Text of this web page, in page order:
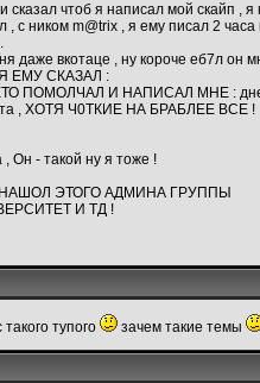
чтоб я написал мой скайп , я
ником m@trix , я ему писал 2 часа
даже вкотаце , ну короче еб7л он
ЕМУ СКАЗАЛ :
ПОМОЛЧАЛ И НАПИСАЛ МНЕ :
, ХОТЯ Ч0ТКИЕ НА БРАБЛЕЕ ВСЕ !
Он - такой ну я тоже !
ЭТОГО АДМИНА ГРУППЫ
И ТД !
тупого зачем такие темы